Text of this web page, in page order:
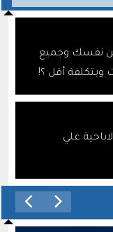
نفسك وجميع
أقل ؟!
علي